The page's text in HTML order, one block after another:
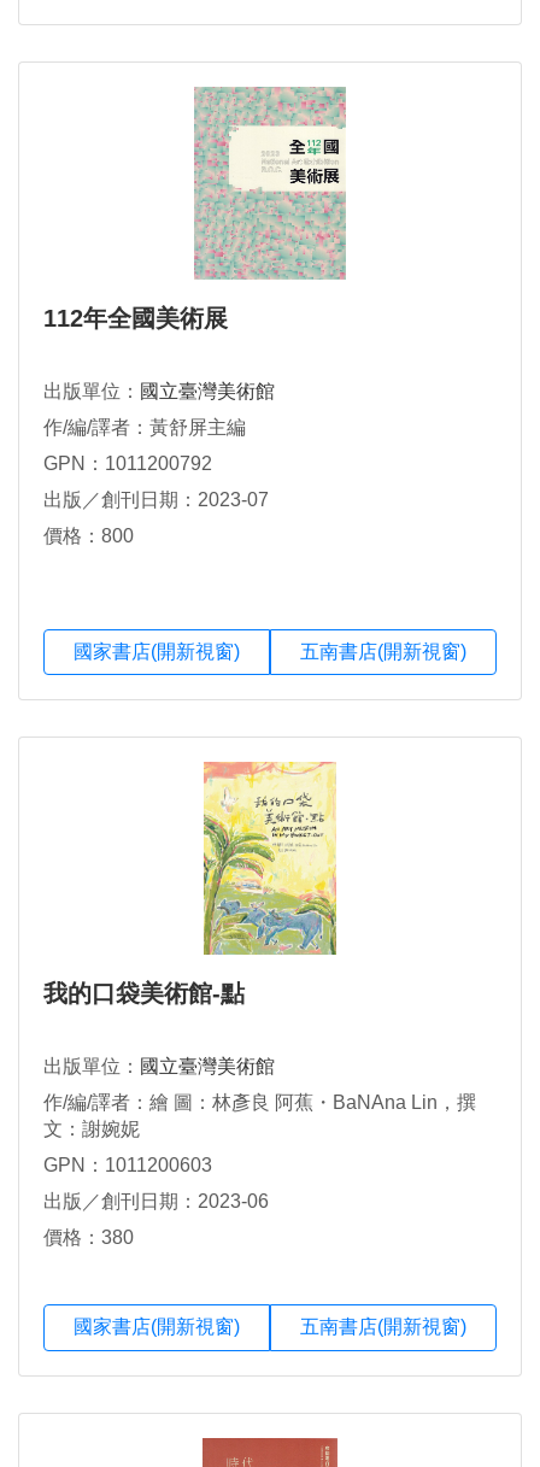
112年全國美術展
出版單位： 國立臺灣美術館
作/編/譯者：黃舒屏主編
GPN：1011200792
出版／創刊日期：2023-07
價格：800
國家書店(開新視窗) 五南書店(開新視窗)
我的口袋美術館-點
出版單位： 國立臺灣美術館
作/編/譯者：繪 圖：林彥良 阿蕉・BaNAna Lin，撰
文：謝婉妮
GPN：1011200603
出版／創刊日期：2023-06
價格：380
國家書店(開新視窗) 五南書店(開新視窗)